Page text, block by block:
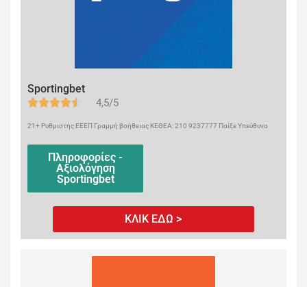
Sportingbet
4,5/5
21+ Ρυθμιστής ΕΕΕΠ Γραμμή βοήθειας ΚΕΘΕΑ: 210 9237777 Παίξε Υπεύθυνα
Πληροφορίες -
Αξιολόγηση
Sportingbet
ΚΛΙΚ ΕΔΩ >